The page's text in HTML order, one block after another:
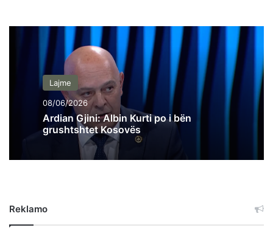
Lajme
08/06/2026
Ardian Gjini: Albin Kurti po i bën
grushtshtet Kosovës
Reklamo